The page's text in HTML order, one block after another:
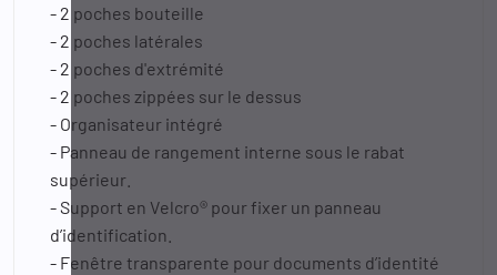
- 2 poches bouteille
- 2 poches latérales
- 2 poches d'extrémité
- 2 poches zippées sur le dessus
- Organisateur intégré
- Panneau de rangement interne sous le rabat
supérieur.
- Support en Velcro® pour fixer un panneau
d’identification.
- Fenêtre transparente pour documents d’identité